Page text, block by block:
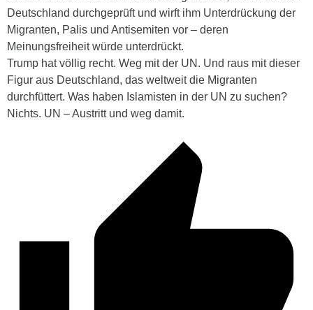
Deutschland durchgeprüft und wirft ihm Unterdrückung der
Migranten, Palis und Antisemiten vor – deren
Meinungsfreiheit würde unterdrückt.
Trump hat völlig recht. Weg mit der UN. Und raus mit dieser
Figur aus Deutschland, das weltweit die Migranten
durchfüttert. Was haben Islamisten in der UN zu suchen?
Nichts. UN – Austritt und weg damit.